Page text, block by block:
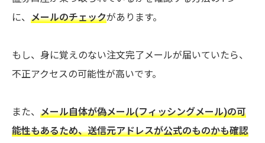
に、 メールのチェックがあります。
もし、身に覚えのない注文完了メールが届いていたら、
不正アクセスの可能性が高いです。
また、 メール自体が偽メール(フィッシングメール)の可
能性もあるため、送信元アドレスが公式のものかも確認